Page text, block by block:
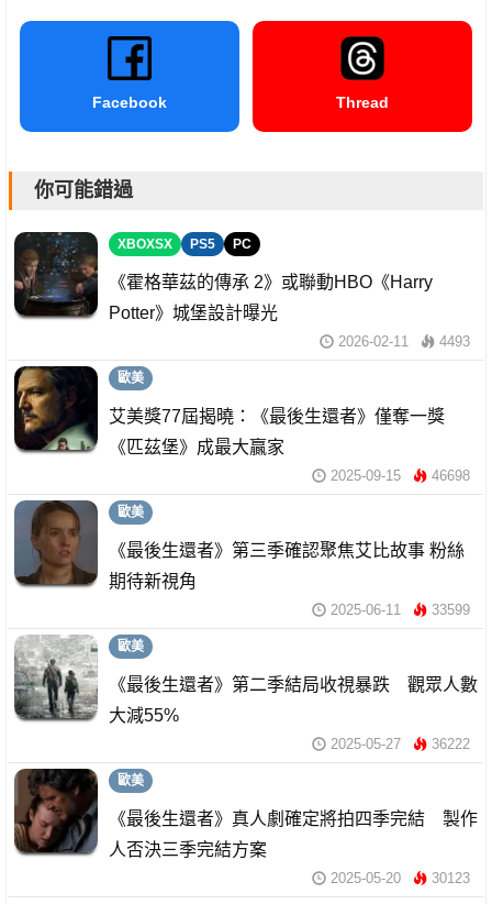
Facebook Thread
你可能錯過
XBOXSX PS5 PC
《霍格華茲的傳承 2》或聯動HBO《Harry
Potter》城堡設計曝光
2026-02-11 4493
歐美
艾美獎77屆揭曉：《最後生還者》僅奪一獎
《匹茲堡》成最大贏家
2025-09-15 46698
歐美
《最後生還者》第三季確認聚焦艾比故事 粉絲
期待新視角
2025-06-11 33599
歐美
《最後生還者》第二季結局收視暴跌 觀眾人數
大減55%
2025-05-27 36222
歐美
《最後生還者》真人劇確定將拍四季完結 製作
人否決三季完結方案
2025-05-20 30123